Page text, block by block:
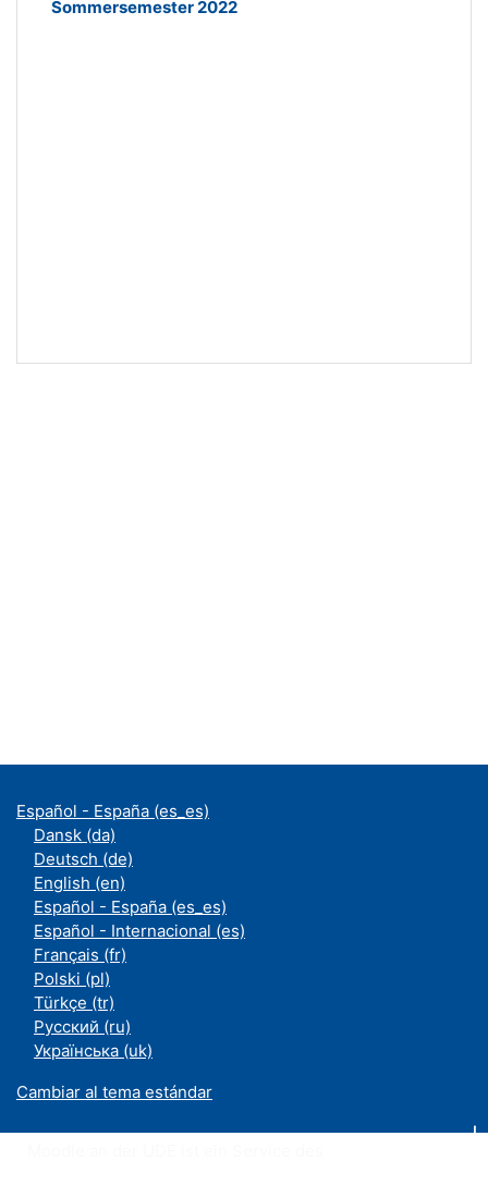
Sommersemester 2022
Español - España ‎(es_es)‎
Dansk ‎(da)‎
Deutsch ‎(de)‎
English ‎(en)‎
Español - España ‎(es_es)‎
Español - Internacional ‎(es)‎
Français ‎(fr)‎
Polski ‎(pl)‎
Türkçe ‎(tr)‎
Русский ‎(ru)‎
Українська ‎(uk)‎
Cambiar al tema estándar